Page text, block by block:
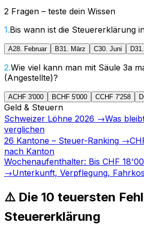
2 Fragen – teste dein Wissen
1.Bis wann ist die Steuererklärung
A28. Februar B31. März C30. Juni D
2.Wie viel kann man mit Säule 3a
(Angestellte)?
ACHF 3'000 BCHF 5'000 CCHF 7'258 D
Geld & Steuern
Schweizer Löhne 2026 →Was
verglichen
26 Kantone – Steuer-Ranking →
nach Kanton
Wochenaufenthalter: Bis CHF
→Unterkunft, Verpflegung,
⚠️ Die 10 teuersten
Steuererklärung